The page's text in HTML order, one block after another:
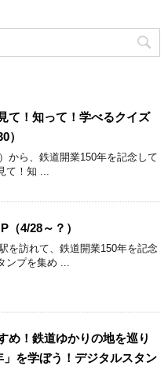
て！知って！学べるクイズ
）
から、鉄道開業150年を記念して
て！知 ...
（4/28～？）
を訪れて、鉄道開業150年を記念
ンプを集め ...
め！鉄道ゆかりの地を巡り
」を学ぼう！デジタルスタン